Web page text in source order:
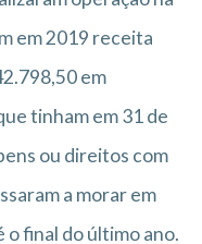
em 2019 receita
em
tinham em 31 de
ou direitos com
a morar em
o final do último ano.